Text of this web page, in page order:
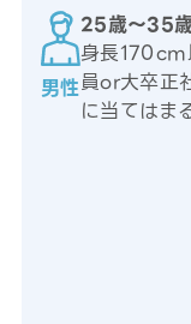
男性
25歳〜35
身長
員or大卒正
に当てはま